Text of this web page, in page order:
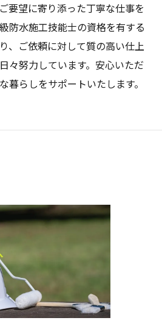
要望に寄り添った丁寧な仕事を
防水施工技能士の資格を有する
、ご依頼に対して質の高い仕上
々努力しています。安心いただ
暮らしをサポートいたします。